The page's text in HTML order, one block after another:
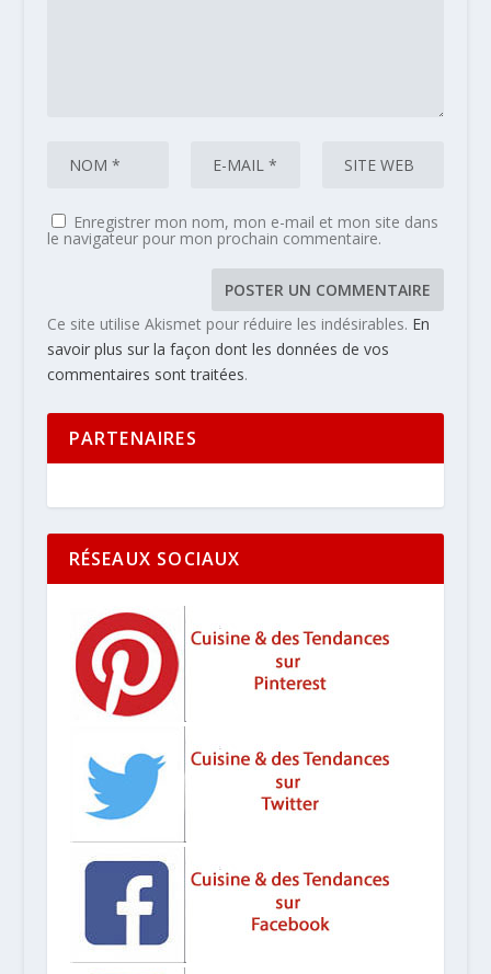
Enregistrer mon nom, mon e-mail et mon site dans
le navigateur pour mon prochain commentaire.
Ce site utilise Akismet pour réduire les indésirables. En
savoir plus sur la façon dont les données de vos
commentaires sont traitées.
PARTENAIRES
RÉSEAUX SOCIAUX